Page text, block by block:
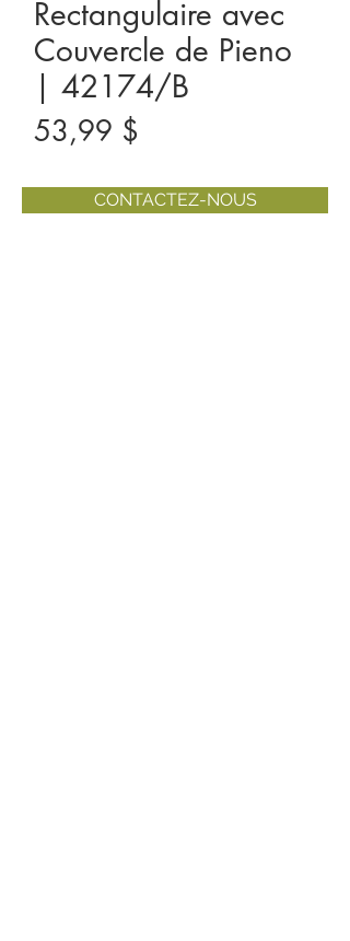
Rectangulaire avec
Couvercle de Pieno
| 42174/B
53,99 $
CONTACTEZ-NOUS